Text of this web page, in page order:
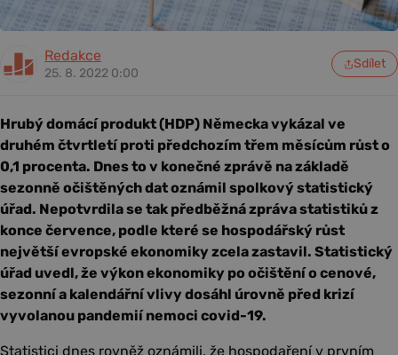
Redakce
25. 8. 2022 0:00
Sdílet
Hrubý domácí produkt (HDP) Německa vykázal ve
druhém čtvrtletí proti předchozím třem měsícům růst o
0,1 procenta. Dnes to v konečné zprávě na základě
sezonně očištěných dat oznámil spolkový statistický
úřad. Nepotvrdila se tak předběžná zpráva statistiků z
konce července, podle které se hospodářský růst
největší evropské ekonomiky zcela zastavil. Statistický
úřad uvedl, že výkon ekonomiky po očištění o cenové,
sezonní a kalendářní vlivy dosáhl úrovně před krizí
vyvolanou pandemií nemoci covid-19.
Statistici dnes rovněž oznámili, že hospodaření v prvním